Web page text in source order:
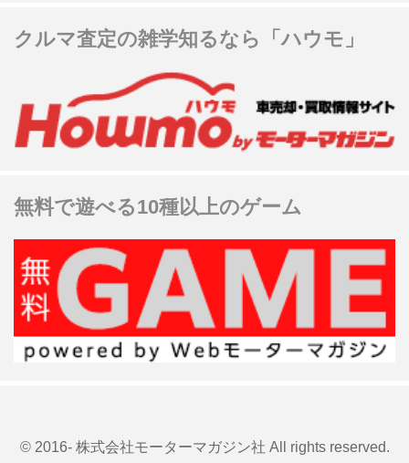
クルマ査定の雑学知るなら「ハウモ」
無料で遊べる10種以上のゲーム
© 2016- 株式会社モーターマガジン社 All rights reserved.